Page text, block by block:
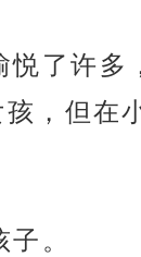
了许
，但
。